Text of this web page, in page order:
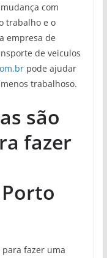
com
trabalho e o
empresa de
de veiculos
pode ajudar
trabalhoso.
são
fazer
para fazer uma